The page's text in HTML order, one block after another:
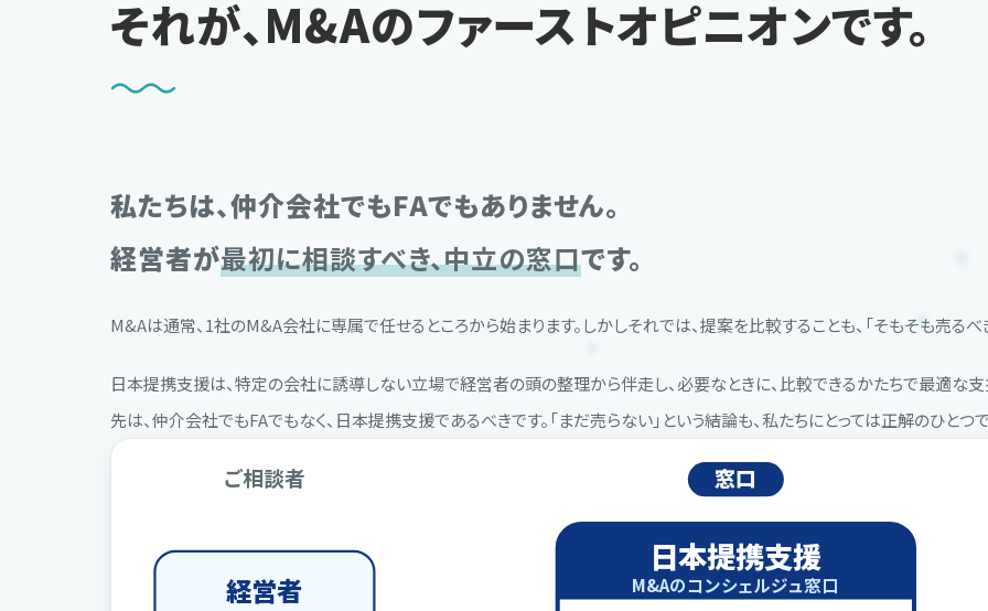
それが、M&Aのファーストオピニオンです。
私たちは、仲介会社でもFAでもありません。
経営者が最初に相談すべき、中立の窓口です。
M&Aは通常、1社のM&A会社に専属で任せるところから始まります。しかしそれでは、提案を比較することも、「そもそも売るべ
日本提携支援は、特定の会社に誘導しない立場で経営者の頭の整理から伴走し、必要なときに、比較できるかたちで最適な
先は、仲介会社でもFAでもなく、日本提携支援であるべきです。「まだ売らない」という結論も、私たちにとっては正解のひとつで
ご相談者 窓口
経営者
日本提携支援
M&Aのコンシェルジュ窓口